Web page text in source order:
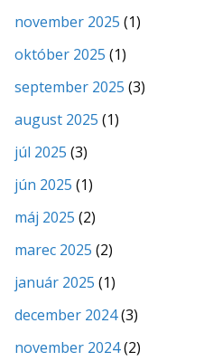
november 2025 (1)
október 2025 (1)
september 2025 (3)
august 2025 (1)
júl 2025 (3)
jún 2025 (1)
máj 2025 (2)
marec 2025 (2)
január 2025 (1)
december 2024(3)
november 2024(2)